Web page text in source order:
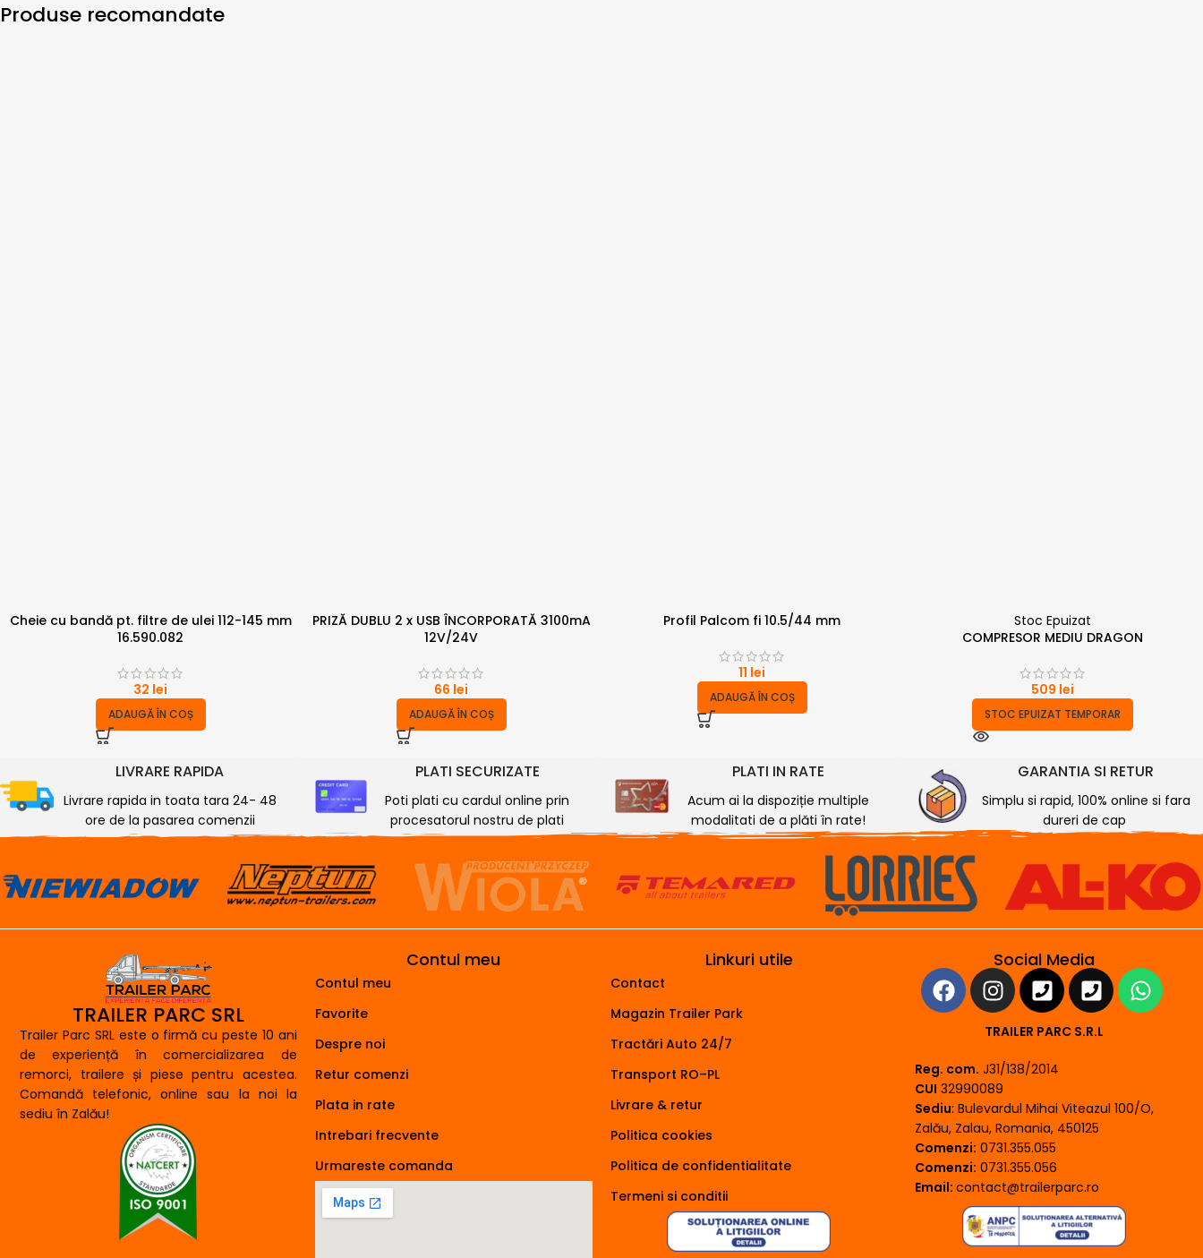
Produse recomandate
Cheie cu bandă pt. filtre de ulei 112-145 mm
16.590.082
32 lei
ADAUGĂ ÎN COȘ
PRIZĂ DUBLU 2 x USB ÎNCORPORATĂ 3100mA
12V/24V
66 lei
ADAUGĂ ÎN COȘ
Profil Palcom fi 10.5/44 mm
11 lei
ADAUGĂ ÎN COȘ
Stoc Epuizat
COMPRESOR MEDIU DRAGON
509 lei
STOC EPUIZAT TEMPORAR
LIVRARE RAPIDA
Livrare rapida in toata tara 24- 48
ore de la pasarea comenzii
PLATI SECURIZATE
Poti plati cu cardul online prin
procesatorul nostru de plati
PLATI IN RATE
Acum ai la dispoziție multiple
modalitati de a plăti în rate!
GARANTIA SI RETUR
Simplu si rapid, 100% online si fara
dureri de cap
TRAILER PARC SRL
Trailer Parc SRL este o firmă cu peste 10 ani
de experiență în comercializarea de
remorci, trailere și piese pentru acestea.
Comandă telefonic, online sau la noi la
sediu în Zalău!
Contul meu
Contul meu
Favorite
Despre noi
Retur comenzi
Plata in rate
Intrebari frecvente
Urmareste comanda
Linkuri utile
Contact
Magazin Trailer Park
Tractări Auto 24/7
Transport RO–PL
Livrare & retur
Politica cookies
Politica de confidentialitate
Termeni si conditii
Social Media
TRAILER PARC S.R.L
Reg. com. J31/138/2014
CUI 32990089
Sediu: Bulevardul Mihai Viteazul 100/O,
Zalău, Zalau, Romania, 450125
Comenzi: 0731.355.055
Comenzi: 0731.355.056
Email: contact@trailerparc.ro